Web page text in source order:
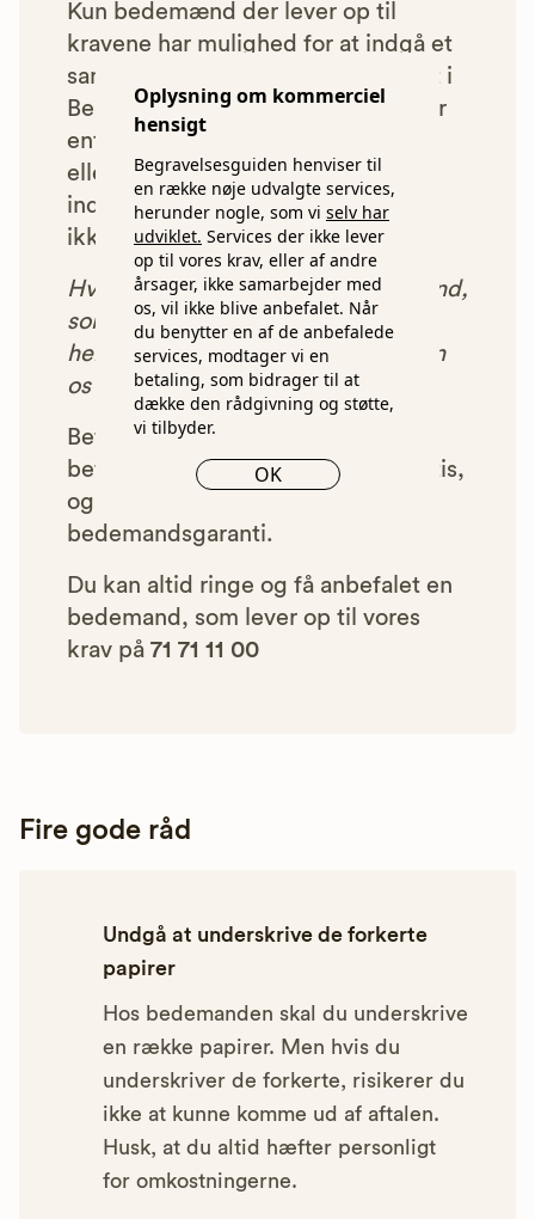
Oplysning om kommerciel
hensigt
Begravelsesguiden henviser til
en række nøje udvalgte services,
herunder nogle, som vi selv har
udviklet. Services der ikke lever
op til vores krav, eller af andre
årsager, ikke samarbejder med
os, vil ikke blive anbefalet. Når
du benytter en af de anbefalede
services, modtager vi en
betaling, som bidrager til at
dække den rådgivning og støtte,
vi tilbyder.
OK
Kun bedemænd der lever op til
kravene har mulighed for at indgå et
samarbejde med os om at blive vist i
Begravelsesguiden. Bedemænd der
enten ikke lever op til vores krav,
eller som af andre årsager ikke har
indgået et samarbejde med os, vil
ikke blive vist i vores anbefalinger.
Hver gang du benytter en bedemand,
som vi har godkendt, anbefalet og
henvist dig til, betaler bedemanden
os et beløb for denne henvisning.
Betalingen for vores henvisninger
betyder, at vores rådgivning er gratis,
og at vi samtidig kan tilbyde vores
bedemandsgaranti.
Du kan altid ringe og få anbefalet en
bedemand, som lever op til vores
krav på 71 71 11 00
Fire gode råd
Undgå at underskrive de forkerte
papirer
Hos bedemanden skal du underskrive
en række papirer. Men hvis du
underskriver de forkerte, risikerer du
ikke at kunne komme ud af aftalen.
Husk, at du altid hæfter personligt
for omkostningerne.